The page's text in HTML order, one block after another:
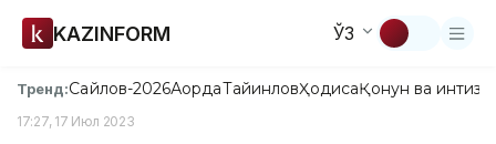
KAZINFORM ЎЗ
Тренд:Сайлов-2026АқордаТайинловҲодисаҚонун ва
17:27, 17 Июл 2023